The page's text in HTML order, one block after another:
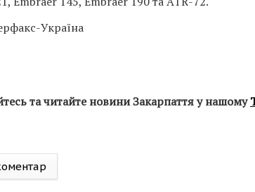
Україна
та читайте новини Закарпаття у нашому